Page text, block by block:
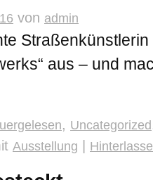
von admin
Straßenkünstlerin
aus – und
, Uncategorized
Ausstellung